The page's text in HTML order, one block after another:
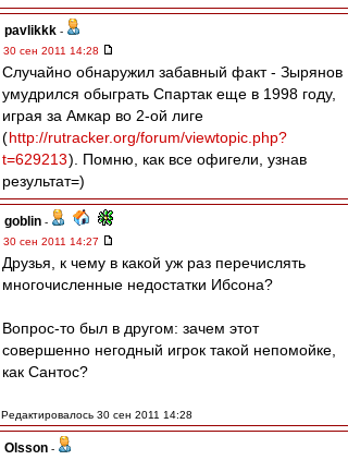
pavlikkk -
30 сен 2011 14:28
Случайно обнаружил забавный факт - Зырянов
умудрился обыграть Спартак еще в 1998 году,
играя за Амкар во 2-ой лиге
(http://rutracker.org/forum/viewtopic.php?
t=629213). Помню, как все офигели, узнав
результат=)
goblin -
30 сен 2011 14:27
Друзья, к чему в какой уж раз перечислять
многочисленные недостатки Ибсона?
Вопрос-то был в другом: зачем этот
совершенно негодный игрок такой непомойке,
как Сантос?
Редактировалось 30 сен 2011 14:28
Olsson -